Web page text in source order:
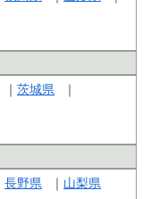
茨城県
長野県 山梨県